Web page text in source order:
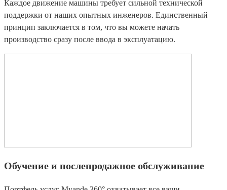
Каждое движение машины требует сильной технической
поддержки от наших опытных инженеров. Единственный
принцип заключается в том, что вы можете начать
производство сразу после ввода в эксплуатацию.
Обучение и послепродажное обслуживание